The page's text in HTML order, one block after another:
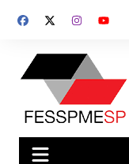
para
conteúdo